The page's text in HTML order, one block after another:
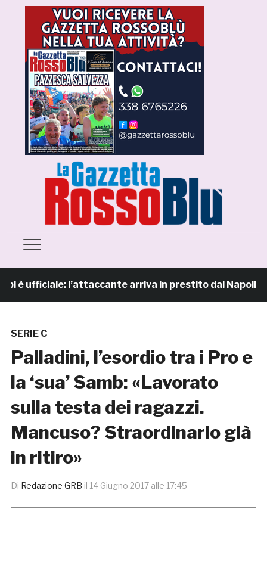
è ufficiale: l’attaccante arriva in prestito dal Napoli
SERIE C
Palladini, l’esordio tra i Pro e
la ‘sua’ Samb: «Lavorato
sulla testa dei ragazzi.
Mancuso? Straordinario già
in ritiro»
Di Redazione GRB il 14 Giugno 2017 alle 17:45